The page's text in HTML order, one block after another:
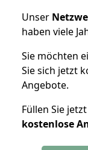
Unser
haben viele
Sie möchten
Sie sich jetzt
Angebote.
Füllen Sie
kostenlose